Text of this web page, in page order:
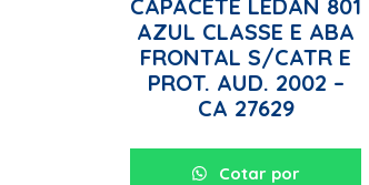
CAPACETE LEDAN 801
AZUL CLASSE E ABA
FRONTAL S/CATR E
PROT. AUD. 2002 –
CA 27629
Cotar por